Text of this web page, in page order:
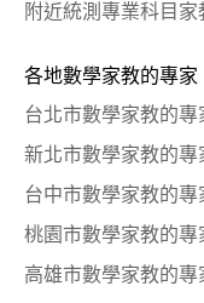
附近統測專業科目家
各地數學家教的專家
台北市數學家教的專
新北市數學家教的專
台中市數學家教的專
桃園市數學家教的專
高雄市數學家教的專